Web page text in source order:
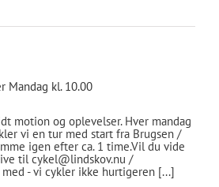
Mandag kl. 10.00
motion og oplevelser. Hver mandag
vi en tur med start fra Brugsen /
igen efter ca. 1 time.Vil du vide
til cykel@lindskov.nu /
- vi cykler ikke hurtigeren [...]